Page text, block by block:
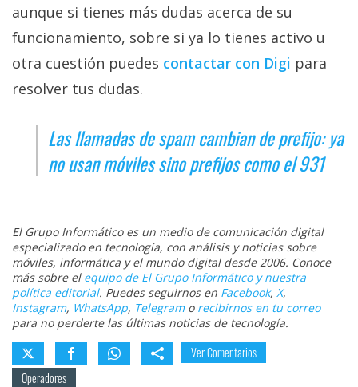
aunque si tienes más dudas acerca de su
funcionamiento, sobre si ya lo tienes activo u
otra cuestión puedes contactar con Digi‎ para
resolver tus dudas.
Las llamadas de spam cambian de prefijo: ya
no usan móviles sino prefijos como el 931
El Grupo Informático es un medio de comunicación digital
especializado en tecnología, con análisis y noticias sobre
móviles, informática y el mundo digital desde 2006. Conoce
más sobre el equipo de El Grupo Informático y nuestra
política editorial. Puedes seguirnos en Facebook, X,
Instagram, WhatsApp, Telegramo recibirnos en tu correo
para no perderte las últimas noticias de tecnología.
Ver Comentarios
Operadores